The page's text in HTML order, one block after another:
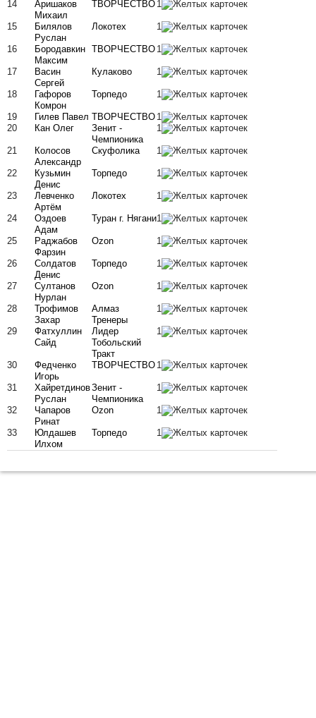
14
Аришаков
Михаил
ТВОРЧЕСТВО 1
15
Билялов
Руслан
Локотех 1
16
Бородавкин
Максим
ТВОРЧЕСТВО 1
17
Васин
Сергей
Кулаково 1
18
Гафоров
Комрон
Торпедо 1
19 Гилев Павел ТВОРЧЕСТВО 1
20
Кан Олег
Зенит -
Чемпионика
1
21
Колосов
Александр
Скуфолика 1
22
Кузьмин
Денис
Торпедо 1
23
Левченко
Артём
Локотех 1
24
Оздоев
Адам
Туран г. Нягани1
25
Раджабов
Фарзин
Ozon 1
26
Солдатов
Денис
Торпедо 1
27
Султанов
Нурлан
Ozon 1
28
Трофимов
Захар
Алмаз
Тренеры
1
29
Фатхуллин
Сайд
Лидер
Тобольский
Тракт
1
30
Федченко
Игорь
ТВОРЧЕСТВО 1
31
Хайретдинов
Руслан
Зенит -
Чемпионика
1
32
Чапаров
Ринат
Ozon 1
33
Юлдашев
Илхом
Торпедо 1